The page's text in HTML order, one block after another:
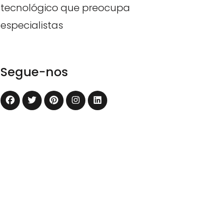
tecnológico que preocupa
especialistas
Segue-nos